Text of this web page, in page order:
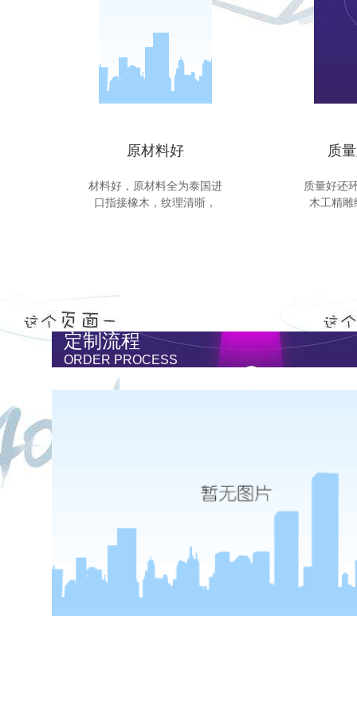
原材料好
材料好，原材料全为泰国进
口指接橡木，纹理清晣，
质
质量好还
木工精
定制流程
ORDER PROCESS